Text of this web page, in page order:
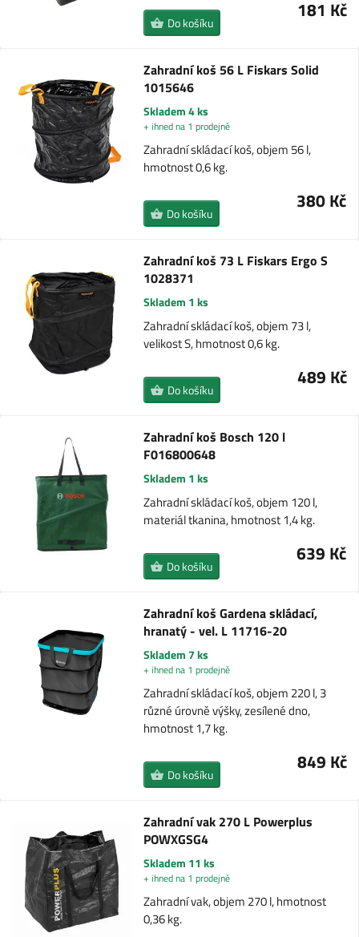
181 Kč
Do košíku
Zahradní koš 56 L Fiskars Solid
1015646
Skladem 4 ks
+ ihned na 1 prodejně
Zahradní skládací koš, objem 56 l,
hmotnost 0,6 kg.
380 Kč
Do košíku
Zahradní koš 73 L Fiskars Ergo S
1028371
Skladem 1 ks
Zahradní skládací koš, objem 73 l,
velikost S, hmotnost 0,6 kg.
489 Kč
Do košíku
Zahradní koš Bosch 120 l
F016800648
Skladem 1 ks
Zahradní skládací koš, objem 120 l,
materiál tkanina, hmotnost 1,4 kg.
639 Kč
Do košíku
Zahradní koš Gardena skládací,
hranatý - vel. L 11716-20
Skladem 7 ks
+ ihned na 1 prodejně
Zahradní skládací koš, objem 220 l, 3
různé úrovně výšky, zesílené dno,
hmotnost 1,7 kg.
849 Kč
Do košíku
Zahradní vak 270 L Powerplus
POWXGSG4
Skladem 11 ks
+ ihned na 1 prodejně
Zahradní vak, objem 270 l, hmotnost
0,36 kg.